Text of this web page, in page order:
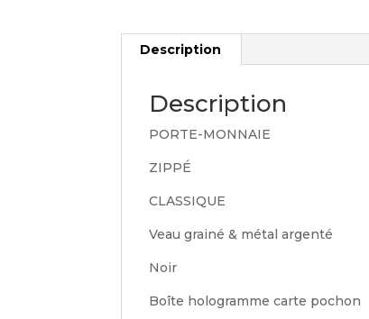
Description
Description
PORTE-MONNAIE
ZIPPÉ
CLASSIQUE
Veau grainé & métal argenté
Noir
Boîte hologramme carte pochon